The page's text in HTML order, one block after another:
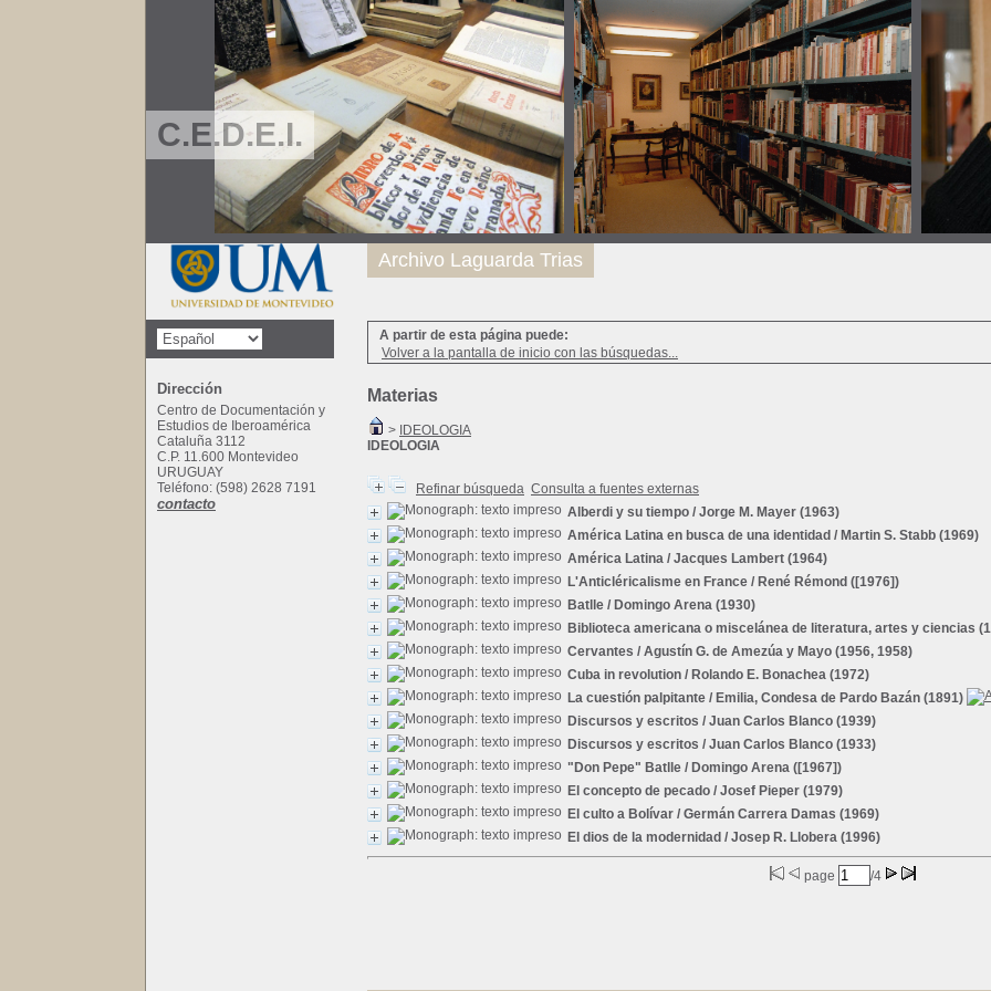
C.E.D.E.I.
A partir de esta página puede:
Volver a la pantalla de inicio con las búsquedas...
Materias
> IDEOLOGIA
IDEOLOGIA
Refinar búsqueda Consulta a fuentes externas
Alberdi y su tiempo / Jorge M. Mayer (1963)
América Latina en busca de una identidad / Martin S. Stabb (1969)
América Latina / Jacques Lambert (1964)
L'Anticléricalisme en France / René Rémond ([1976])
Batlle / Domingo Arena (1930)
Biblioteca americana o miscelánea de literatura, artes y ciencias
Cervantes / Agustín G. de Amezúa y Mayo (1956, 1958)
Cuba in revolution / Rolando E. Bonachea (1972)
La cuestión palpitante / Emilia, Condesa de Pardo Bazán (1891)
Discursos y escritos / Juan Carlos Blanco (1939)
Discursos y escritos / Juan Carlos Blanco (1933)
"Don Pepe" Batlle / Domingo Arena ([1967])
El concepto de pecado / Josef Pieper (1979)
El culto a Bolívar / Germán Carrera Damas (1969)
El dios de la modernidad / Josep R. Llobera (1996)
page /4
Archivo Laguarda Trias
Dirección
Centro de Documentación y
Estudios de Iberoamérica
Cataluña 3112
C.P. 11.600 Montevideo
URUGUAY
Teléfono: (598) 2628 7191
contacto